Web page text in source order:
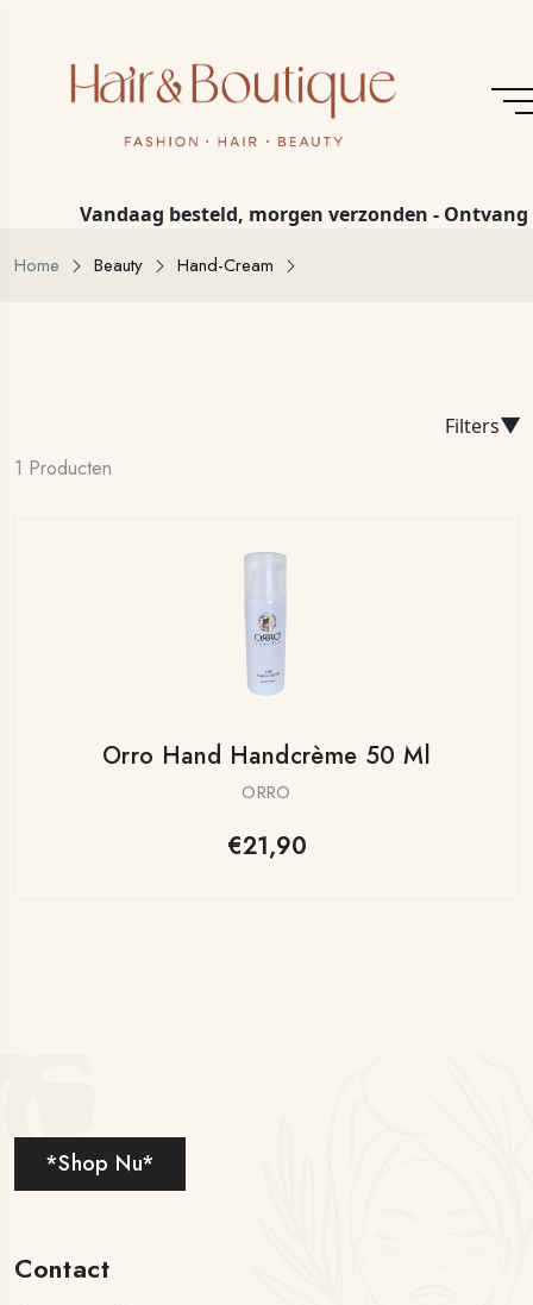
Vandaag besteld, morgen verzonden -
Home
Beauty Hand-Cream
Filters▼
1 Producten
Orro Hand Handcrème 50 Ml
ORRO
€21,90
*Shop Nu*
Contact